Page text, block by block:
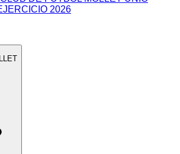
2026